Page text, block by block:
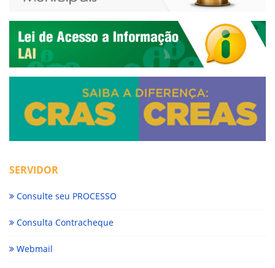
SERVIDOR
Consulte seu PROCESSO
Consulta Contracheque
Webmail